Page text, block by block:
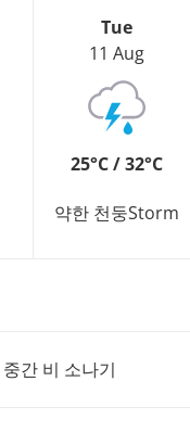
Tue
11 Aug
25°C / 32°C
약한 천둥Storm
중간 비 소나기